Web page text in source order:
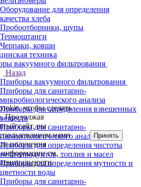
Оборудование для определения
качества хлеба
Пробоотборники, щупы
Термоштанги
Черпаки, ковши
техника
вакуумного фильтрования
Назад
Приборы вакуумного фильтрования
Приборы для санитарно-
микробиологического анализа
Приборы для определения взвешенных
веществ
Приборы для санитарно-
паразитологического анализа
Приборы для определения чистоты
нефтепродуктов, топлив и масел
Приборы для определения мутности и
цветности воды
Приборы для санитарно-
чтобы сделать
Продолжая
сайт, вы
нами
получения
информации см.
.
Принять